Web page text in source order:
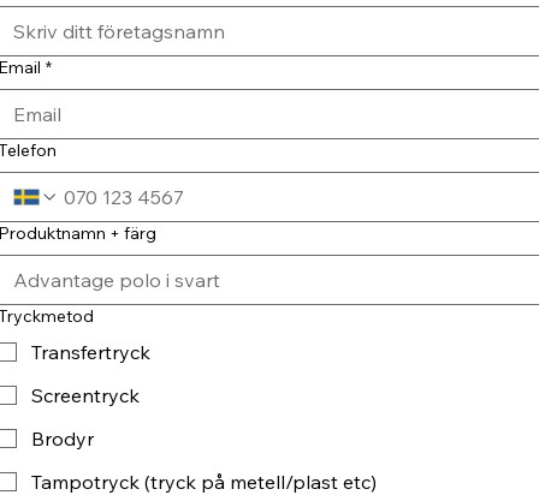
*
+ färg
Transfertryck
Screentryck
Brodyr
Tampotryck (tryck på metell/plast etc)